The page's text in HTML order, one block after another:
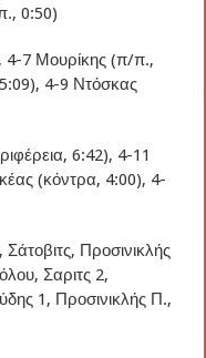
0:50)
4-7 Μουρίκης (π/π.,
4-9 Ντόσκας
6:42), 4-11
(κόντρα, 4:00), 4-
Προσινικλής
Σαριτς 2,
1, Προσινικλής Π.,